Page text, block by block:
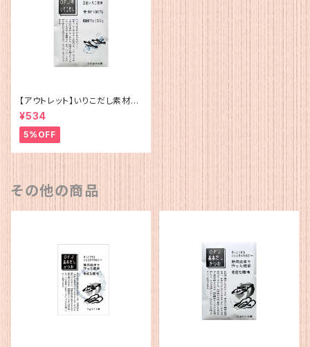
【アウトレット】いりこだし素材10
0%(15g×4)
¥534
5%OFF
その他の商品